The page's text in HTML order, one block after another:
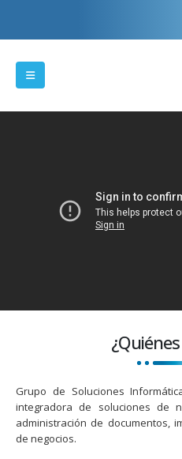
Grupo de Soluciones
integradora de soluciones de
administración de documentos,
de negocios.